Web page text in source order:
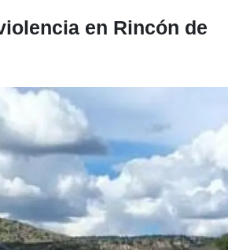
en Rincón de